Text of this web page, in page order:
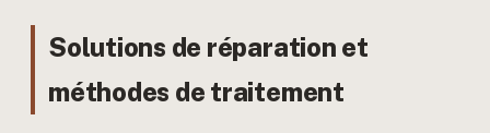
Solutions de réparation et
méthodes de traitement